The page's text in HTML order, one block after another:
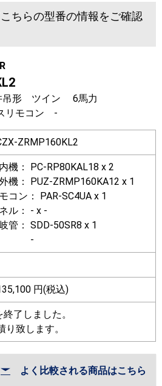
ちらの型番の情報をご確認
吊形 ツイン 6馬力
リモコン -
ZRMP160KL2
機： PC-RP80KAL18 x 2
機： PUZ-ZRMP160KA12 x 1
コン： PAR-SC4UA x 1
ル： - x -
管： SDD-50SR8 x 1
円(税込)
了しました。
致します。
よく比較される商品はこちら